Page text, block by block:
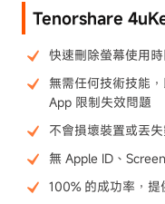
Tenorshare
快速刪除螢幕使用
無需任何技術技能
App 限制失效問題
不會損壞裝置或丟
無 Apple ID、
100% 的成功率，